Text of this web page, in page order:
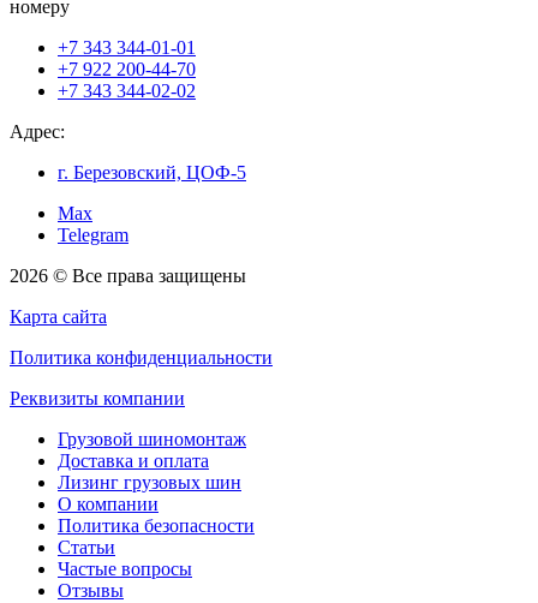
номеру
+7 343 344-01-01
+7 922 200-44-70
+7 343 344-02-02
Адрес:
г. Березовский, ЦОФ-5
Max
Telegram
2026 © Все права защищены
Карта сайта
Политика конфиденциальности
Реквизиты компании
Грузовой шиномонтаж
Доставка и оплата
Лизинг грузовых шин
О компании
Политика безопасности
Статьи
Частые вопросы
Отзывы